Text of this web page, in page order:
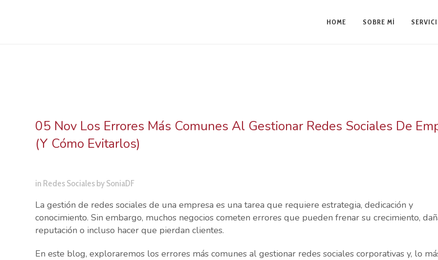
HOME SOBRE MÍ
Los Errores Más
Gestionar Redes Sociales
(Y Cómo
05 Nov Los Errores Más Comunes Al Gestionar Redes Sociales De
(Y Cómo Evitarlos)
in Redes SocialesbySoniaDF
La gestión de redes sociales de una empresa es una tarea que requiere estrategia, dedicación y
conocimiento. Sin embargo, muchos negocios cometen errores que pueden frenar su crecimiento,
reputación o incluso hacer que pierdan clientes.
En este blog, exploraremos los errores más comunes al gestionar redes sociales corporativas y, lo